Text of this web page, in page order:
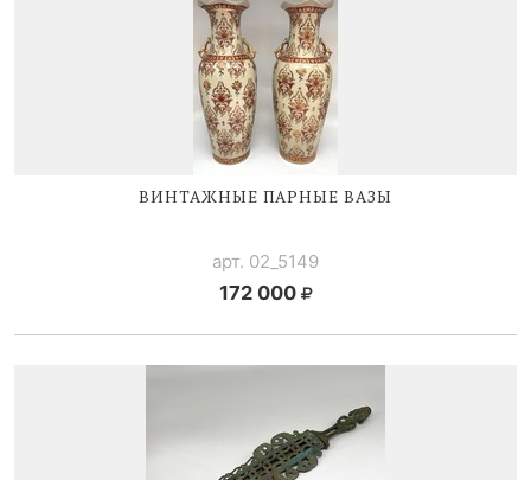
ВИНТАЖНЫЕ ПАРНЫЕ ВАЗЫ
арт. 02_5149
172 000